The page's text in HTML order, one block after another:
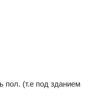
пол. (т.е под зданием